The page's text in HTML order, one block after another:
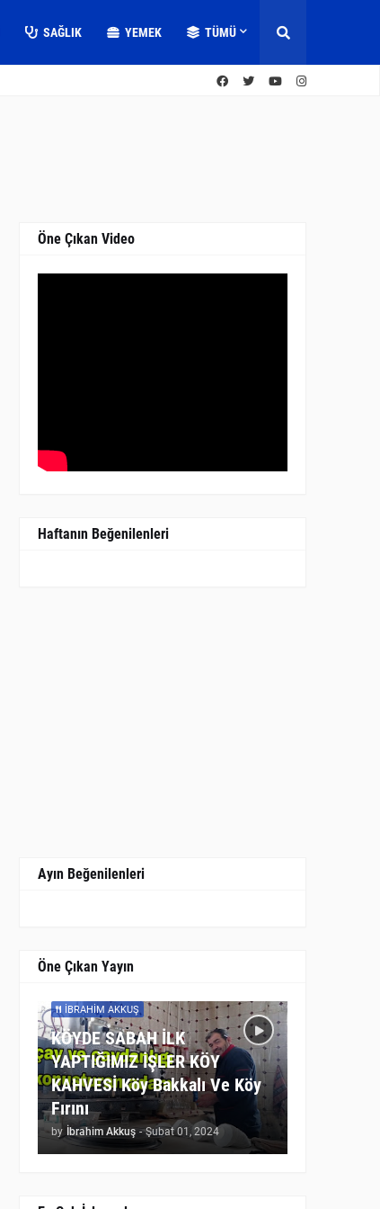
SAĞLIK YEMEK TÜMÜ
Öne Çıkan Video
Haftanın Beğenilenleri
Ayın Beğenilenleri
Öne Çıkan Yayın
İBRAHIM AKKUŞ
KÖYDE SABAH İLK
YAPTIĞIMIZ İŞLER KÖY
KAHVESİ Köy Bakkalı Ve Köy
Fırını
by İbrahim Akkuş - Şubat 01, 2024